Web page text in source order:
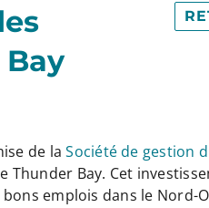
de laSociété de gestion
Thunder Bay. Cet
emplois dans le Nord-